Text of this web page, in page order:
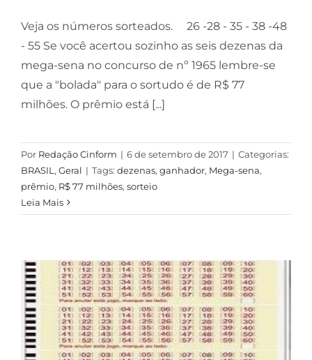
Veja os números sorteados. 26 -28 - 35 - 38 -48
- 55 Se você acertou sozinho as seis dezenas da
mega-sena no concurso de nº 1965 lembre-se
que a "bolada" para o sortudo é de R$ 77
milhões. O prêmio está [...]
Por Redação Cinform | 6 de setembro de 2017 | Categorias:
BRASIL, Geral | Tags: dezenas, ganhador, Mega-sena,
prêmio, R$ 77 milhões, sorteio
Leia Mais